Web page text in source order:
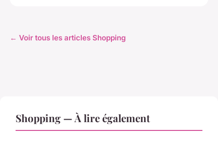
← Voir tous les articles Shopping
Shopping — À lire également